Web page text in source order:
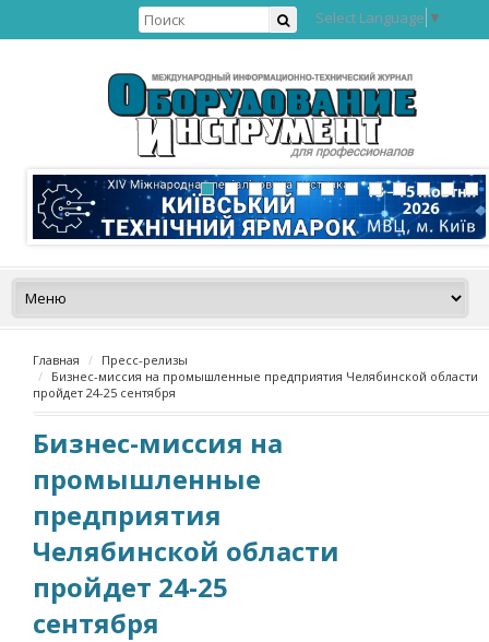
Select Language ▼
Главная
Пресс-релизы
Бизнес-миссия на промышленные предприятия Челябинской области
пройдет 24-25 сентября
Бизнес-миссия на
промышленные
предприятия
Челябинской области
пройдет 24-25
сентября